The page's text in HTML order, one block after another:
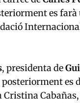
es farà
, presidenta de
es